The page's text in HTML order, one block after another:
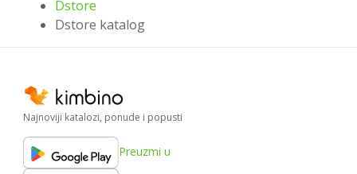
Dstore
Dstore katalog
Najnoviji katalozi, ponude i popusti
Preuzmi u